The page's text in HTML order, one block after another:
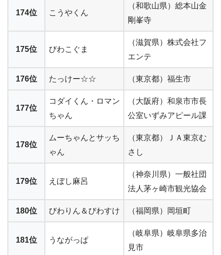
174位 こうやくん
（和歌山県）総本山金
剛峯寺
175位 びわこぐま
（滋賀県）株式会社フ
エンテ
176位 たっけー☆☆ （東京都）福生市
177位
コダイくん・ロマン
ちゃん
（大阪府）和泉市市長
公室いずみアピール課
178位
ムーちゃんとサッち
ゃん
（東京都）ＪＡ東京む
さし
179位 えぼし麻呂
（神奈川県）一般社団
法人茅ヶ崎市観光協会
180位 びわりん＆びわすけ （福岡県）岡垣町
181位 うながっぱ
（岐阜県）岐阜県多治
見市